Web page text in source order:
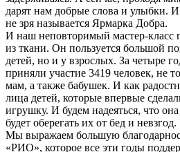
дарят нам добрые слова и улыбки. И
не зря называется Ярмарка Добра.
И наш неповторимый мастер-класс
из ткани. Он пользуется большой
детей, но и у взрослых. За четыре
приняли участие 3419 человек, не
мам, а также бабушек. И как
лица детей, которые впервые
игрушку. И будем надеяться, что
будет оберегать их от бед и невзгод.
Мы выражаем большую
«РИО», которое все эти годы